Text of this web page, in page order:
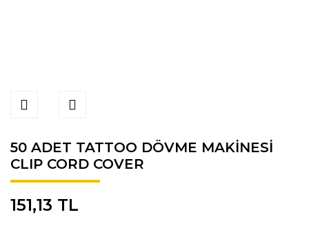
50 ADET TATTOO DÖVME MAKİNESİ
CLIP CORD COVER
151,13 TL